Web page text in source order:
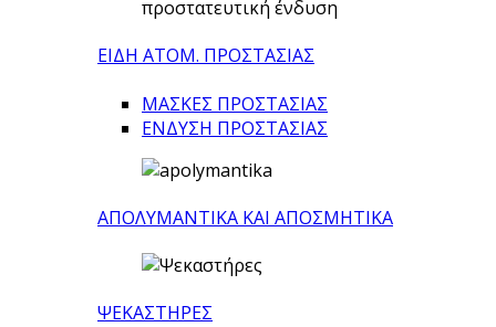
ΕΙΔΗ ΑΤΟΜ. ΠΡΟΣΤΑΣΙΑΣ
ΜΑΣΚΕΣ ΠΡΟΣΤΑΣΙΑΣ
ΕΝΔΥΣΗ ΠΡΟΣΤΑΣΙΑΣ
ΑΠΟΛΥΜΑΝΤΙΚΑ ΚΑΙ ΑΠΟΣΜΗΤΙΚΑ
ΨΕΚΑΣΤΗΡΕΣ